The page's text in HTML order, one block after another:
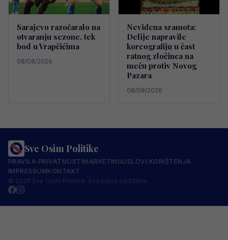
Sarajevo razočaralo na
otvaranju sezone, tek
bod u Vrapčićima
08/08/2026
Neviđena sramota:
Delije napravile
koreografiju u čast
ratnog zločinca na
meču protiv Novog
Pazara
08/08/2026
Sve Osim Politike
PRAVILA PRIVATNOSTIMARKETINGUSLOVI KORIŠTENJA
IMPRESSUMKONTAKT
© 2026 Sve Osim Politike. Sva prava zadržana.